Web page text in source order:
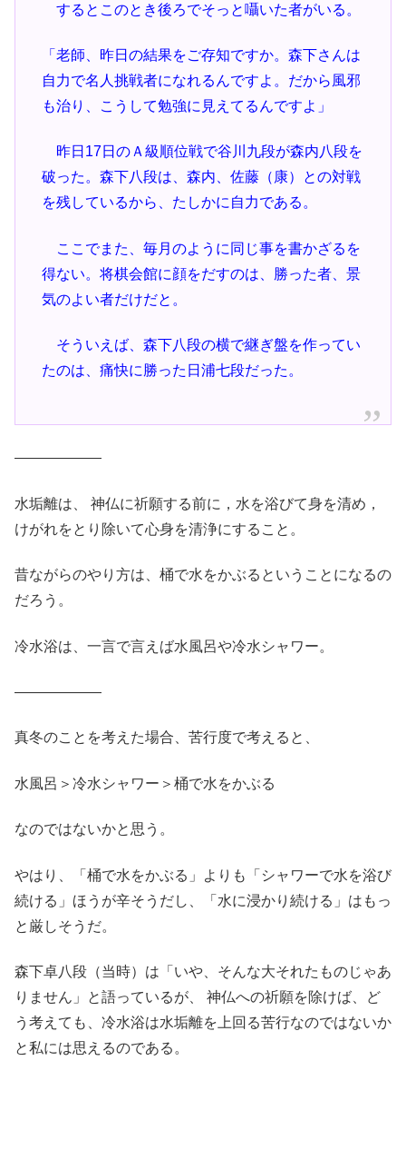
するとこのとき後ろでそっと囁いた者がいる。
「老師、昨日の結果をご存知ですか。森下さんは
自力で名人挑戦者になれるんですよ。だから風邪
も治り、こうして勉強に見えてるんですよ」
昨日17日のＡ級順位戦で谷川九段が森内八段を
破った。森下八段は、森内、佐藤（康）との対戦
を残しているから、たしかに自力である。
ここでまた、毎月のように同じ事を書かざるを
得ない。将棋会館に顔をだすのは、勝った者、景
気のよい者だけだと。
そういえば、森下八段の横で継ぎ盤を作ってい
たのは、痛快に勝った日浦七段だった。
——————
水垢離は、 神仏に祈願する前に，水を浴びて身を清め，
けがれをとり除いて心身を清浄にすること。
昔ながらのやり方は、桶で水をかぶるということになるの
だろう。
冷水浴は、一言で言えば水風呂や冷水シャワー。
——————
真冬のことを考えた場合、苦行度で考えると、
水風呂＞冷水シャワー＞桶で水をかぶる
なのではないかと思う。
やはり、「桶で水をかぶる」よりも「シャワーで水を浴び
続ける」ほうが辛そうだし、「水に浸かり続ける」はもっ
と厳しそうだ。
森下卓八段（当時）は「いや、そんな大それたものじゃあ
りません」と語っているが、 神仏への祈願を除けば、ど
う考えても、冷水浴は水垢離を上回る苦行なのではないか
と私には思えるのである。